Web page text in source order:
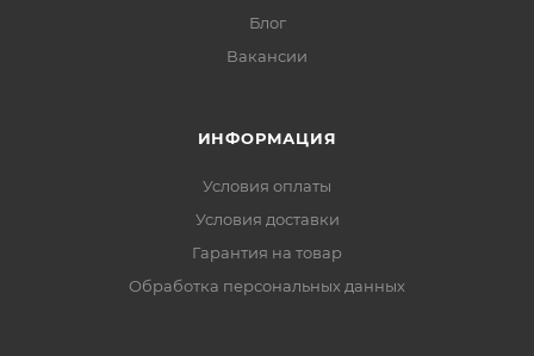
Блог
Вакансии
ИНФОРМАЦИЯ
Условия оплаты
Условия доставки
Гарантия на товар
Обработка персональных данных